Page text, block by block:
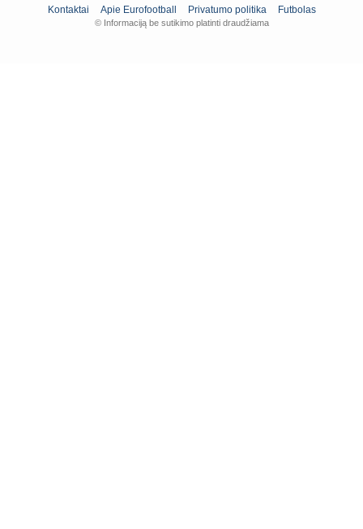
Kontaktai Apie Eurofootball Privatumo politika Futbolas
© Informaciją be sutikimo platinti draudžiama